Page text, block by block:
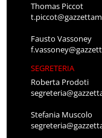
Thomas Piccot
Fausto Vassoney
SEGRETERIA
Roberta Prodoti
Stefania Muscolo